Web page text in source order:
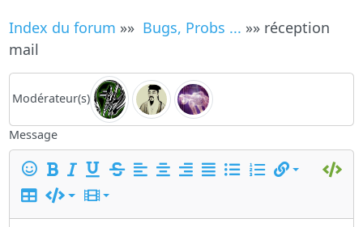
Index du forum »» Bugs, Probs ... »» réception
mail
Modérateur(s)
Message